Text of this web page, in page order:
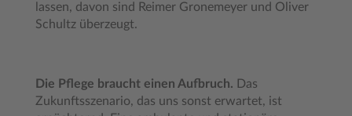
lassen, davon sind Reimer Gronemeyer und Oliver
Schultz überzeugt.
Die Pflege braucht einen Aufbruch. Das
Zukunftsszenario, das uns sonst erwartet, ist